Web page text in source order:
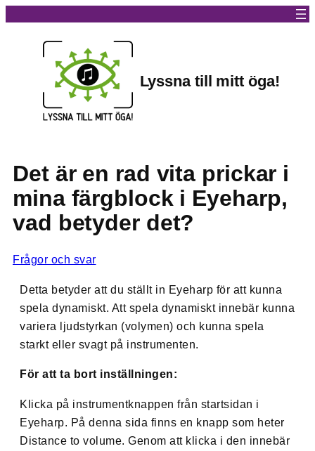
Lyssna till mitt öga!
Det är en rad vita prickar i
mina färgblock i Eyeharp,
vad betyder det?
Frågor och svar
Detta betyder att du ställt in Eyeharp för att kunna
spela dynamiskt. Att spela dynamiskt innebär kunna
variera ljudstyrkan (volymen) och kunna spela
starkt eller svagt på instrumenten.
För att ta bort inställningen:
Klicka på instrumentknappen från startsidan i
Eyeharp. På denna sida finns en knapp som heter
Distance to volume. Genom att klicka i den innebär